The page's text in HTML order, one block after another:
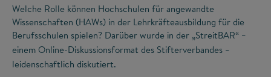
Welche Rolle können Hochschulen für angewandte
Wissenschaften (HAWs) in der Lehrkräfteausbildung für die
Berufsschulen spielen? Darüber wurde in der „StreitBAR“ –
einem Online-Diskussionsformat des Stifterverbandes –
leidenschaftlich diskutiert.